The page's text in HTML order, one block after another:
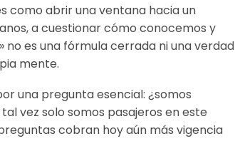
como abrir una ventana hacia un
a cuestionar cómo conocemos y
no es una fórmula cerrada ni una verdad
mente.
una pregunta esencial: ¿somos
vez solo somos pasajeros en este
cobran hoy aún más vigencia